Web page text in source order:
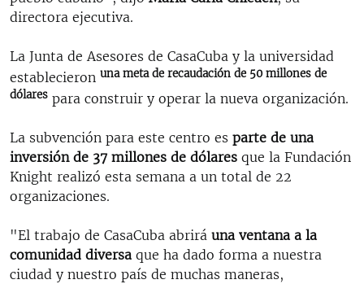
directora ejecutiva.
La Junta de Asesores de CasaCuba y la universidad
establecieron una meta de recaudación de 50 millones de
dólares para construir y operar la nueva organización.
La subvención para este centro es parte de una
inversión de 37 millones de dólares que la Fundación
Knight realizó esta semana a un total de 22
organizaciones.
"El trabajo de CasaCuba abrirá una ventana a la
comunidad diversa que ha dado forma a nuestra
ciudad y nuestro país de muchas maneras,